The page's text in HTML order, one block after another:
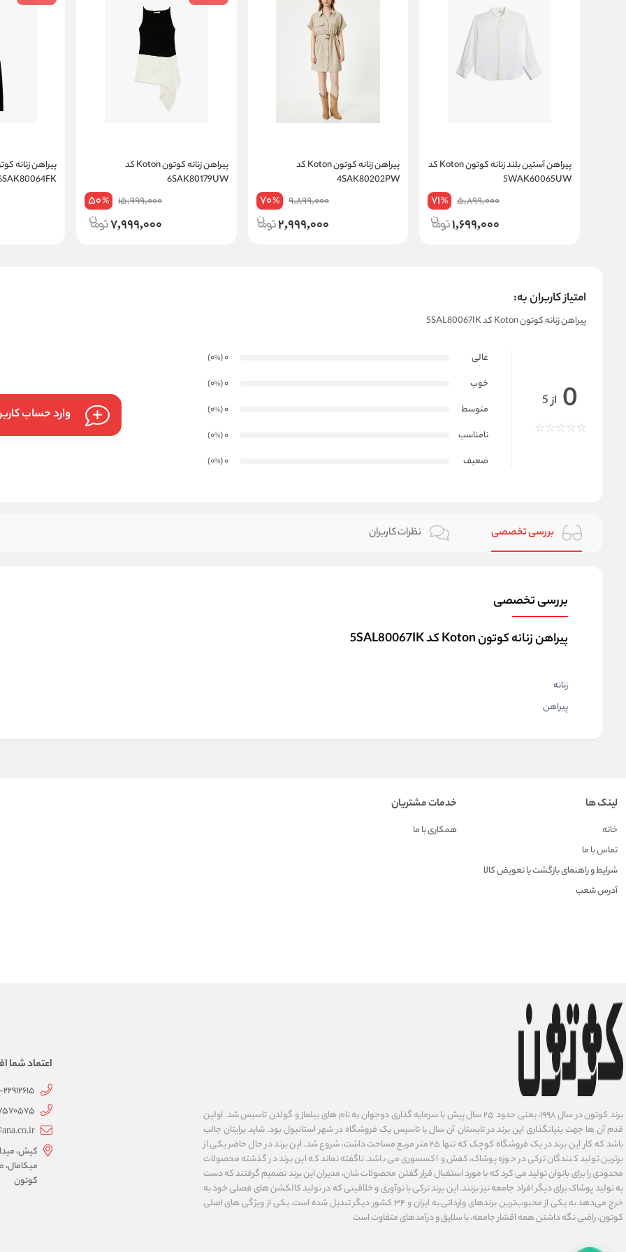
پیراهن آستین بلند زنانه کوتون Koton کد
5WAK60065UW
5,899,000
71%
1,699,000
پیراهن زنانه کوتون Koton کد
4SAK80202PW
9,899,000
70%
2,999,000
پیراهن زنانه کوتون Koton کد
6SAK80179UW
15,999,000
50%
7,999,000
6SAK80064FK
امتیاز کاربران به:
پیراهن زنانه کوتون Koton کد 5SAL80067IK
0 از 5
عالی 0
(0
%
)
خوب
0
(0
%
)
متوسط
0
(0
%
)
نامناسب
0
(0
%
)
ضعیف
0
(0
%
)
وارد حساب
بررسی تخصصی نظرات کاربران
بررسی تخصصی
پیراهن زنانه کوتون Koton کد 5SAL80067IK
زنانه
پیراهن
لینک ها
خانه
تماس با ما
شرایط و راهنمای بازگشت یا تعویض کالا
آدرس شعب
خدمات مشتریان
همکاری با ما
برند کوتون در سال ۱۹۹۸، یعنی حدود ۲۵ سال پیش با سرمایه گذاری دوجوان به نام های ییلماز و گولدن تاسیس شد. اولین
قدم آن ها جهت بنیانگذاری این برند در تابستان آن سال با تاسیس یک فروشگاه در شهر استانبول بود. شاید برایتان جالب
باشد که کار این برند در یک فروشگاه کوچک که تنها ۲۵ متر مربع مساحت داشت، شروع شد. این برند در حال حاضر یکی از
برترین تولید کنندگان ترکی در حوزه پوشاک، کفش و اکسسوری می باشد. ناگفته نماند که این برند در گذشته محصولات
محدودی را برای بانوان تولید می کرد که با مورد استفبال قرار گفتن محصولات شان، مدیران این برند تصمیم گرفتند که دست
به تولید پوشاک برای دیگر افراد جامعه نیز بزنند. این برند ترکی با نوآوری ‌و خلاقیتی که در تولید کالکشن های فصلی خود به
خرج می‌دهد به یکی از محبوب‌ترین برندهای وارداتی به ایران و ۳۴ کشور دیگر تبدیل شده‌ است. یکی از ویژگی های اصلی
کوتون، راضی نگه داشتن همه اقشار جامعه، با سلایق و درآمدهای متفاوت است
اعتماد شما
22912615
کیش،
کوتون